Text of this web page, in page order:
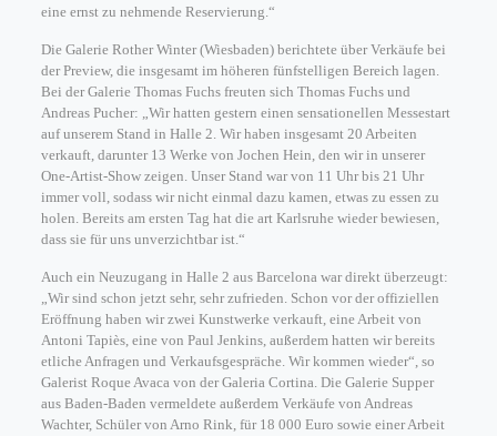
eine ernst zu nehmende Reservierung.“
Die Galerie Rother Winter (Wiesbaden) berichtete über Verkäufe bei
der Preview, die insgesamt im höheren fünfstelligen Bereich lagen.
Bei der Galerie Thomas Fuchs freuten sich Thomas Fuchs und
Andreas Pucher: „Wir hatten gestern einen sensationellen Messestart
auf unserem Stand in Halle 2. Wir haben insgesamt 20 Arbeiten
verkauft, darunter 13 Werke von Jochen Hein, den wir in unserer
One-Artist-Show zeigen. Unser Stand war von 11 Uhr bis 21 Uhr
immer voll, sodass wir nicht einmal dazu kamen, etwas zu essen zu
holen. Bereits am ersten Tag hat die art Karlsruhe wieder bewiesen,
dass sie für uns unverzichtbar ist.“
Auch ein Neuzugang in Halle 2 aus Barcelona war direkt überzeugt:
„Wir sind schon jetzt sehr, sehr zufrieden. Schon vor der offiziellen
Eröffnung haben wir zwei Kunstwerke verkauft, eine Arbeit von
Antoni Tapiès, eine von Paul Jenkins, außerdem hatten wir bereits
etliche Anfragen und Verkaufsgespräche. Wir kommen wieder“, so
Galerist Roque Avaca von der Galeria Cortina. Die Galerie Supper
aus Baden-Baden vermeldete außerdem Verkäufe von Andreas
Wachter, Schüler von Arno Rink, für 18 000 Euro sowie einer Arbeit